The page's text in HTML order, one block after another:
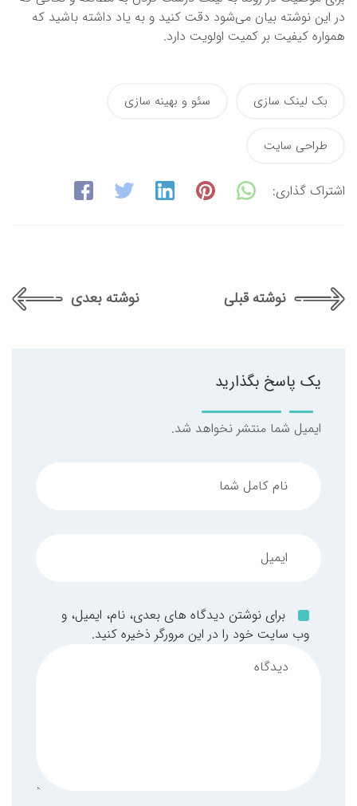
در این نوشته بیان می‌شود دقت کنید و به یاد داشته باشید که
همواره کیفیت بر کمیت اولویت دارد.
بک لینک سازی سئو و بهینه سازی
طراحی سایت
اشتراک گذاری:
نوشته قبلی نوشته بعدی
یک پاسخ بگذارید
ایمیل شما منتشر نخواهد شد.
برای نوشتن دیدگاه های بعدی، نام، ایمیل، و
وب سایت خود را در این مرورگر ذخیره کنید.